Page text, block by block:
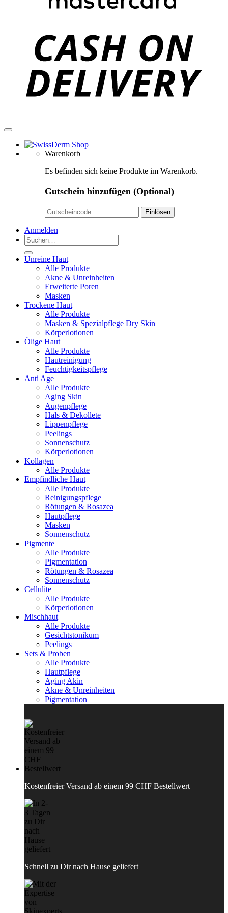
Warenkorb
Es befinden sich keine Produkte im Warenkorb.
Gutschein hinzufügen (Optional)
Anmelden
Suchen
nach:
Unreine Haut
Alle Produkte
Akne & Unreinheiten
Erweiterte Poren
Masken
Trockene Haut
Alle Produkte
Masken & Spezialpflege Dry Skin
Körperlotionen
Ölige Haut
Alle Produkte
Hautreinigung
Feuchtigkeitspflege
Anti Age
Alle Produkte
Aging Skin
Augenpflege
Hals & Dekollete
Lippenpflege
Peelings
Sonnenschutz
Körperlotionen
Kollagen
Alle Produkte
Empfindliche Haut
Alle Produkte
Reinigungspflege
Rötungen & Rosazea
Hautpflege
Masken
Sonnenschutz
Pigmente
Alle Produkte
Pigmentation
Rötungen & Rosazea
Sonnenschutz
Cellulite
Alle Produkte
Körperlotionen
Mischhaut
Alle Produkte
Gesichtstonikum
Peelings
Sets & Proben
Alle Produkte
Hautpflege
Aging Akin
Akne & Unreinheiten
Pigmentation
Kostenfreier Versand ab einem 99 CHF Bestellwert
Schnell zu Dir nach Hause geliefert